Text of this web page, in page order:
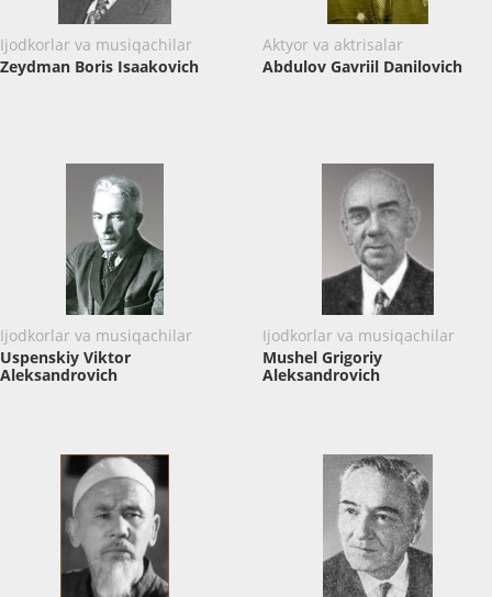
Ijodkorlar va musiqachilar
Zeydman Boris Isaakovich
Aktyor va aktrisalar
Abdulov Gavriil Danilovich
Ijodkorlar va musiqachilar
Uspenskiy Viktor
Aleksandrovich
Ijodkorlar va musiqachilar
Mushel Grigoriy
Aleksandrovich